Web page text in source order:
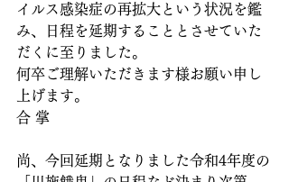
イルス感染症の再拡大という状況を鑑
み、日程を延期することとさせていた
だくに至りました。
何卒ご理解いただきます様お願い申し
上げます。
合 掌
尚、今回延期となりました令和4年度の